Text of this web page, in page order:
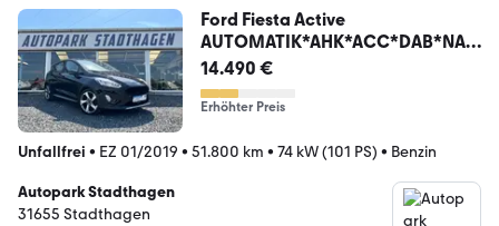
Ford Fiesta Active
AUTOMATIK*AHK*ACC*DAB*NAVI
*CARPLAY
14.490 €
Erhöhter Preis
Unfallfrei • EZ 01/2019 • 51.800 km • 74 kW (101 PS) • Benzin
Autopark Stadthagen
31655 Stadthagen